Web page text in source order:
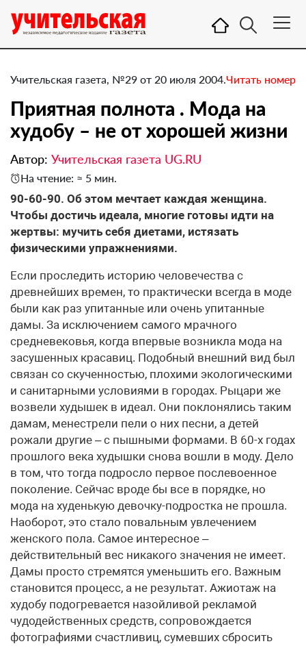
Учительская газета, №29 от 20 июля 2004.Читать номер
Приятная полнота . Мода на
худобу – не от хорошей жизни
Автор: Учительская газета UG.RU
На чтение: ≈ 5 мин.
90-60-90. Об этом мечтает каждая женщина.
Чтобы достичь идеала, многие готовы идти на
жертвы: мучить себя диетами, истязать
физическими упражнениями.
Если проследить историю человечества с
древнейших времен, то практически всегда в моде
были как раз упитанные или очень упитанные
дамы. За исключением самого мрачного
средневековья, когда впервые возникла мода на
засушенных красавиц. Подобный внешний вид был
связан со скученностью, плохими экологическими
и санитарными условиями в городах. Рыцари же
возвели худышек в идеал. Они поклонялись таким
дамам, менестрели пели о них песни, а детей
рожали другие – с пышными формами. В 60-х годах
прошлого века худышки снова вошли в моду. Дело
в том, что тогда подросло первое послевоенное
поколение. Сейчас вроде бы все в порядке, но
мода на худенькую девочку-подростка не прошла.
Наоборот, это стало повальным увлечением
женского пола. Самое интересное –
действительный вес никакого значения не имеет.
Дамы просто стремятся уменьшить его. Важным
становится процесс, а не результат. Ажиотаж на
худобу подогревается назойливой рекламой
чудодейственных средств, сопровождается
фотографиями счастливиц, сумевших сбросить